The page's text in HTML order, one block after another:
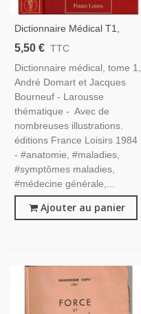
Dictionnaire Médical T1,
André Domart Et Jacques
Thématique 1984 - Maladies,
Pharmacologie, Manuels
Médecine
5,50 € TTC
Dictionnaire médical, tome 1,
André Domart et Jacques
Bourneuf - Larousse
thématique - Avec de
nombreuses illustrations.
éditions France Loisirs 1984
- #anatomie, #maladies,
#symptômes maladies,
#médecine générale,...
Ajouter au panier